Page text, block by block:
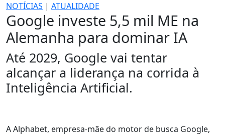
NOTÍCIAS | ATUALIDADE
Google investe 5,5 mil ME na
Alemanha para dominar IA
Até 2029, Google vai tentar
alcançar a liderança na corrida à
Inteligência Artificial.
A Alphabet, empresa-mãe do motor de busca Google,